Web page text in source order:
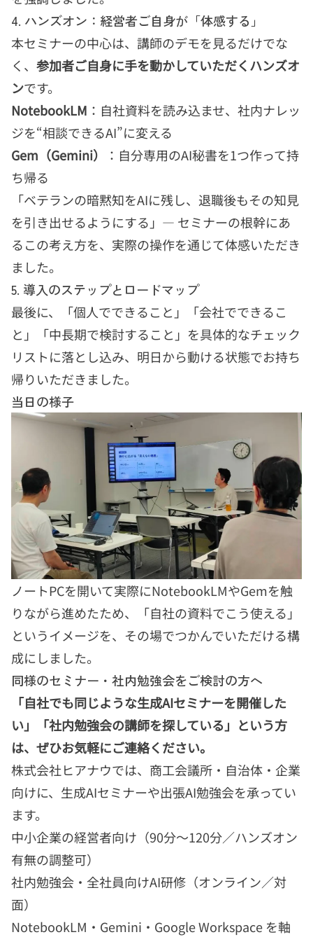
4. ハンズオン：経営者ご自身が「体感する」
本セミナーの中心は、講師のデモを見るだけでな
く、 参加者ご自身に手を動かしていただくハンズオ
ンです。
NotebookLM ：自社資料を読み込ませ、社内ナレッ
ジを“相談できるAI”に変える
Gem（Gemini）
：自分専用のAI秘書を1つ作って持
ち帰る
「ベテランの暗黙知をAIに残し、退職後もその知見
を引き出せるようにする」— セミナーの根幹にあ
るこの考え方を、実際の操作を通じて体感いただき
ました。
5. 導入のステップとロードマップ
最後に、「個人でできること」「会社でできるこ
と」「中長期で検討すること」を具体的なチェック
リストに落とし込み、明日から動ける状態でお持ち
帰りいただきました。
当日の様子
ノートPCを開いて実際にNotebookLMやGemを触
りながら進めたため、「自社の資料でこう使える」
というイメージを、その場でつかんでいただける構
成にしました。
同様のセミナー・社内勉強会をご検討の方へ
「自社でも同じような生成AIセミナーを開催した
い」「社内勉強会の講師を探している」という方
は、ぜひお気軽にご連絡ください。
株式会社ヒアナウでは、商工会議所・自治体・企業
向けに、生成AIセミナーや出張AI勉強会を承ってい
ます。
中小企業の経営者向け（90分〜120分／ハンズオン
有無の調整可）
社内勉強会・全社員向けAI研修（オンライン／対
面）
NotebookLM・Gemini・Google Workspace を軸